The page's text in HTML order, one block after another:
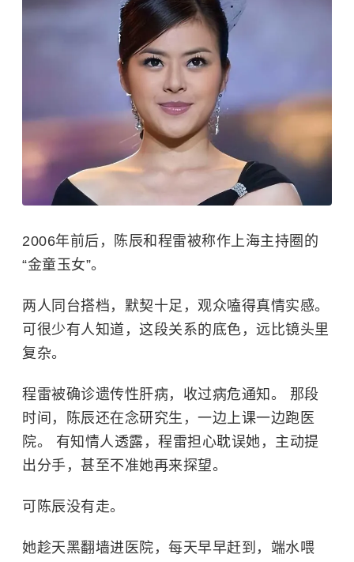
2006年前后，陈辰和程雷被称作上海主持圈的
“金童玉女”。
两人同台搭档，默契十足，观众嗑得真情实感。
可很少有人知道，这段关系的底色，远比镜头里
复杂。
程雷被确诊遗传性肝病，收过病危通知。 那段
时间，
陈辰还在念研究生，一边上课一边跑医
院。 有知情人透露，程雷担心耽误她，主动提
出分手，甚至不准她再来探望。
可陈辰没有走。
她趁天黑翻墙进医院，每天早早赶到，端水喂